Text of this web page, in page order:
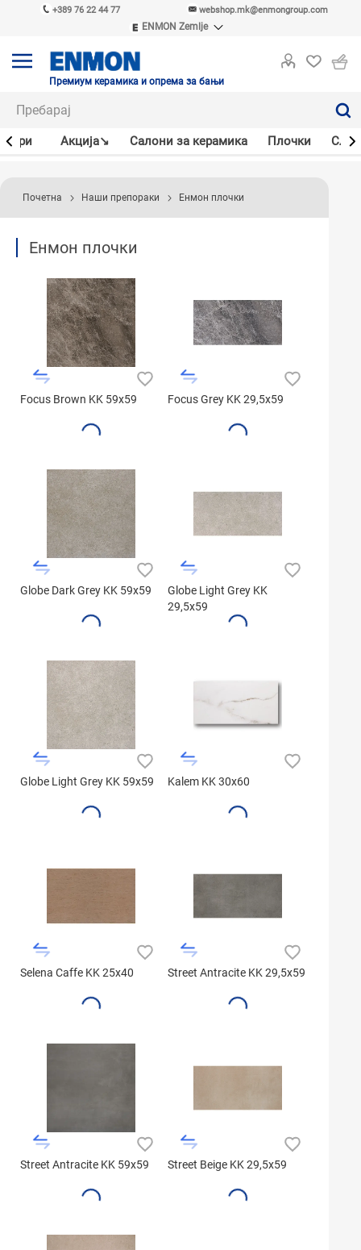
+389 76 22 44 77 webshop.mk@enmongroup.com
ENMON Zemlje
ENMON MKD
Премиум керамика и опрема за бањи
Акцијa↘ Салони за керамика Плочки
Почетна Наши препораки Енмон плочки
Енмон плочки
Focus Brown KK 59x59 Focus Grey KK 29,5x59
Globe Dark Grey KK 59x59
Globe Light Grey KK
29,5x59
Globe Light Grey KK 59x59 Kalem KK 30x60
Selena Caffe KK 25x40 Street Antracite KK 29,5x59
Street Antracite KK 59x59 Street Beige KK 29,5x59